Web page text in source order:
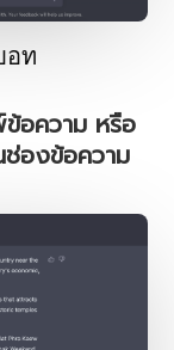
อท
อความ หรือ
ช่องข้อความ